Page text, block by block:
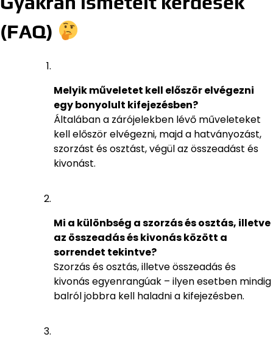
(FAQ)
Melyik műveletet kell először elvégezni
egy bonyolult kifejezésben?
Általában a zárójelekben lévő műveleteket
kell először elvégezni, majd a hatványozást,
szorzást és osztást, végül az összeadást és
kivonást.
Mi a különbség a szorzás és osztás, illetve
az összeadás és kivonás között a
sorrendet tekintve?
Szorzás és osztás, illetve összeadás és
kivonás egyenrangúak – ilyen esetben mindig
balról jobbra kell haladni a kifejezésben.